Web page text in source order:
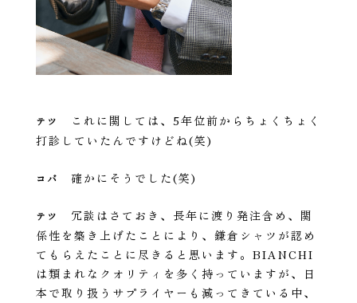
テツ
これに関しては、5年位前からちょくちょく
打診していたんですけどね(笑)
コバ 確かにそうでした(笑)
テツ
冗談はさておき、長年に渡り発注含め、関
係性を築き上げたことにより、鎌倉シャツが認め
てもらえたことに尽きると思います。BIANCHI
は類まれなクオリティを多く持っていますが、日
本で取り扱うサプライヤーも減ってきている中、